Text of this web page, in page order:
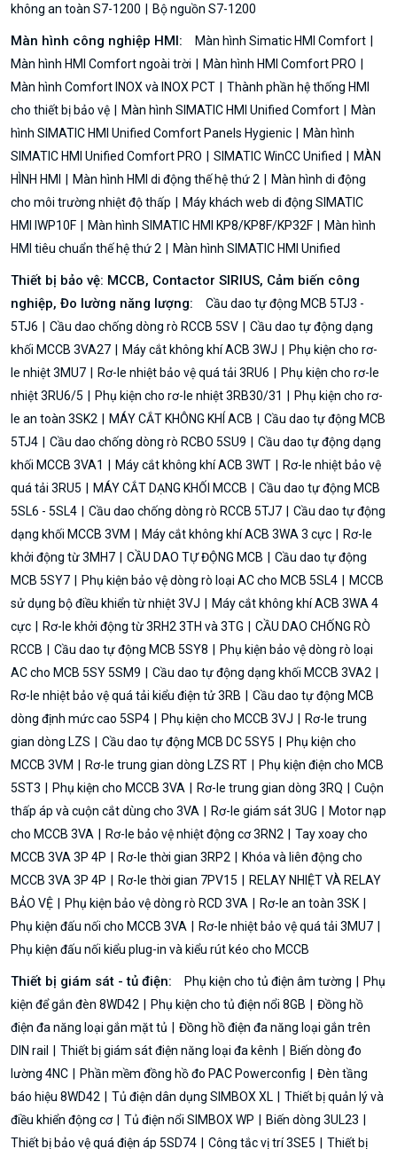
không an toàn S7-1200
Bộ nguồn S7-1200
Màn hình công nghiệp HMI:
Màn hình Simatic HMI Comfort
Màn hình HMI Comfort ngoài trời
Màn hình HMI Comfort PRO
Màn hình Comfort INOX và INOX PCT
Thành phần hệ thống HMI
cho thiết bị bảo vệ
Màn hình SIMATIC HMI Unified Comfort
Màn
hình SIMATIC HMI Unified Comfort Panels Hygienic
Màn hình
SIMATIC HMI Unified Comfort PRO
SIMATIC WinCC Unified
MÀN
HÌNH HMI
Màn hình HMI di động thế hệ thứ 2
Màn hình di động
cho môi trường nhiệt độ thấp
Máy khách web di động SIMATIC
HMI IWP10F
Màn hình SIMATIC HMI KP8/KP8F/KP32F
Màn hình
HMI tiêu chuẩn thế hệ thứ 2
Màn hình SIMATIC HMI Unified
Thiết bị bảo vệ: MCCB, Contactor SIRIUS, Cảm biến công
nghiệp, Đo lường năng lượng:
Cầu dao tự động MCB 5TJ3 -
5TJ6
Cầu dao chống dòng rò RCCB 5SV
Cầu dao tự động dạng
khối MCCB 3VA27
Máy cắt không khí ACB 3WJ
Phụ kiện cho rơ-
le nhiệt 3MU7
Rơ-le nhiệt bảo vệ quá tải 3RU6
Phụ kiện cho rơ-le
nhiệt 3RU6/5
Phụ kiện cho rơ-le nhiệt 3RB30/31
Phụ kiện cho rơ-
le an toàn 3SK2
MÁY CẮT KHÔNG KHÍ ACB
Cầu dao tự động MCB
5TJ4
Cầu dao chống dòng rò RCBO 5SU9
Cầu dao tự động dạng
khối MCCB 3VA1
Máy cắt không khí ACB 3WT
Rơ-le nhiệt bảo vệ
quá tải 3RU5
MÁY CẮT DẠNG KHỐI MCCB
Cầu dao tự động MCB
5SL6 - 5SL4
Cầu dao chống dòng rò RCCB 5TJ7
Cầu dao tự động
dạng khối MCCB 3VM
Máy cắt không khí ACB 3WA 3 cực
Rơ-le
khởi động từ 3MH7
CẦU DAO TỰ ĐỘNG MCB
Cầu dao tự động
MCB 5SY7
Phụ kiện bảo vệ dòng rò loại AC cho MCB 5SL4
MCCB
sử dụng bộ điều khiển từ nhiệt 3VJ
Máy cắt không khí ACB 3WA 4
cực
Rơ-le khởi động từ 3RH2 3TH và 3TG
CẦU DAO CHỐNG RÒ
RCCB
Cầu dao tự động MCB 5SY8
Phụ kiện bảo vệ dòng rò loại
AC cho MCB 5SY 5SM9
Cầu dao tự động dạng khối MCCB 3VA2
Rơ-le nhiệt bảo vệ quá tải kiểu điện tử 3RB
Cầu dao tự động MCB
dòng định mức cao 5SP4
Phụ kiện cho MCCB 3VJ
Rơ-le trung
gian dòng LZS
Cầu dao tự động MCB DC 5SY5
Phụ kiện cho
MCCB 3VM
Rơ-le trung gian dòng LZS RT
Phụ kiện điện cho MCB
5ST3
Phụ kiện cho MCCB 3VA Rơ-le trung gian dòng 3RQ
Cuộn
thấp áp và cuộn cắt dùng cho 3VA
Rơ-le giám sát 3UG
Motor nạp
cho MCCB 3VA
Rơ-le bảo vệ nhiệt động cơ 3RN2
Tay xoay cho
MCCB 3VA 3P 4P
Rơ-le thời gian 3RP2
Khóa và liên động cho
MCCB 3VA 3P 4P
Rơ-le thời gian 7PV15
RELAY NHIỆT VÀ RELAY
BẢO VỆ
Phụ kiện bảo vệ dòng rò RCD 3VA
Rơ-le an toàn 3SK
Phụ kiện đấu nối cho MCCB 3VA
Rơ-le nhiệt bảo vệ quá tải 3MU7
Phụ kiện đấu nối kiểu plug-in và kiểu rút kéo cho MCCB
Thiết bị giám sát - tủ điện: Phụ kiện cho tủ điện âm tường
Phụ
kiện để gắn đèn 8WD42
Phụ kiện cho tủ điện nổi 8GB
Đồng hồ
điện đa năng loại gắn mặt tủ
Đồng hồ điện đa năng loại gắn trên
DIN rail
Thiết bị giám sát điện năng loại đa kênh
Biến dòng đo
lường 4NC
Phần mềm đồng hồ đo PAC Powerconfig
Đèn tầng
báo hiệu 8WD42
Tủ điện dân dụng SIMBOX XL
Thiết bị quản lý và
điều khiển động cơ
Tủ điện nổi SIMBOX WP
Biến dòng 3UL23
Thiết bị bảo vệ quá điện áp 5SD74
Công tắc vị trí 3SE5 Thiết bị